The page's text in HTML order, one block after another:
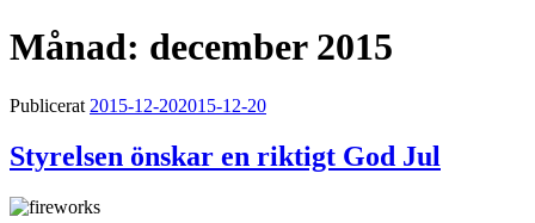
Månad: december 2015
Publicerat 2015-12-202015-12-20
Styrelsen önskar en riktigt God Jul